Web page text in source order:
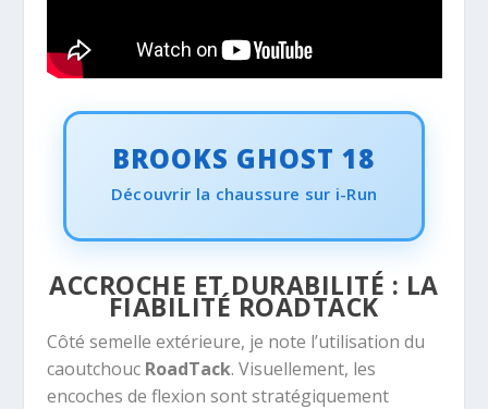
BROOKS GHOST 18
Découvrir la chaussure sur i-Run
ACCROCHE ET DURABILITÉ : LA
FIABILITÉ ROADTACK
Côté semelle extérieure, je note l’utilisation du
caoutchouc RoadTack. Visuellement, les
encoches de flexion sont stratégiquement